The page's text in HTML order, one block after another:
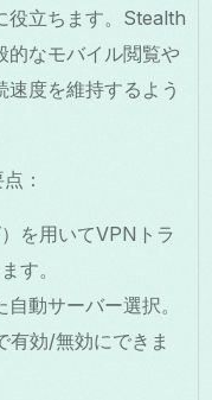
役立ちます。Stealth
的なモバイル閲覧や
度を維持するよう
：
を用いてVPNトラ
す。
動サーバー選択。
効/無効にできま